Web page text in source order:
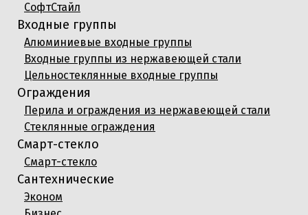
СофтСтайл
Входные группы
Алюминиевые входные группы
Входные группы из нержавеющей стали
Цельностеклянные входные группы
Ограждения
Перила и ограждения из нержавеющей стали
Стеклянные ограждения
Смарт-стекло
Смарт-стекло
Сантехнические
Эконом